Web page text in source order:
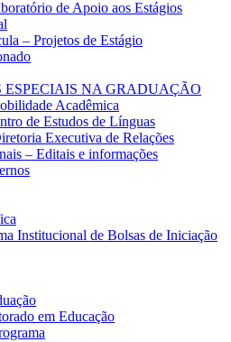
de Apoio aos Estágios
– Projetos de Estágio
ESPECIAIS NA GRADUAÇÃO
Acadêmica
de Estudos de Línguas
Executiva de Relações
– Editais e informações
Institucional de Bolsas de Iniciação
em Educação